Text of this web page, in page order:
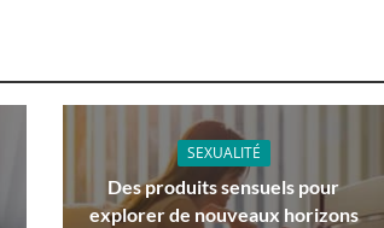
SEXUALITÉ
Des produits sensuels pour
explorer de nouveaux horizons